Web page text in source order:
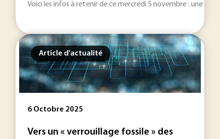
Voici les infos à retenir de ce mercredi 5 novembre : une
Article d'actualité
6 Octobre 2025
Vers un « verrouillage fossile » des